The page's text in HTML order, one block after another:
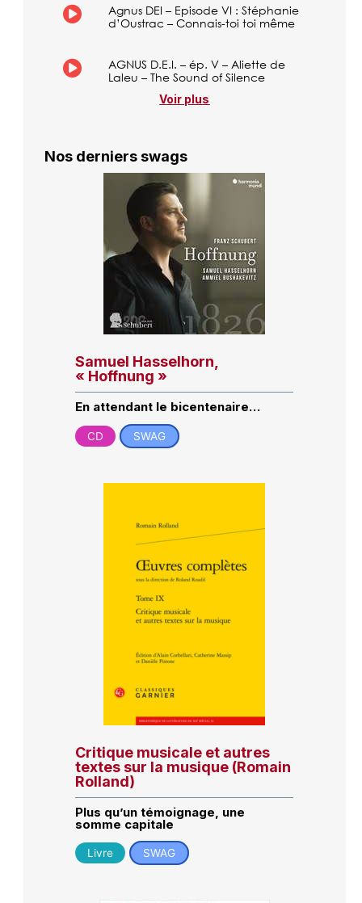
Agnus DEI – Episode VI : Stéphanie
d’Oustrac – Connais-toi toi même
AGNUS D.E.I. – ép. V – Aliette de
Laleu – The Sound of Silence
Voir plus
Nos derniers swags
Samuel Hasselhorn,
« Hoffnung »
En attendant le bicentenaire…
CD SWAG
Critique musicale et autres
textes sur la musique (Romain
Rolland)
Plus qu’un témoignage, une
somme capitale
Livre SWAG